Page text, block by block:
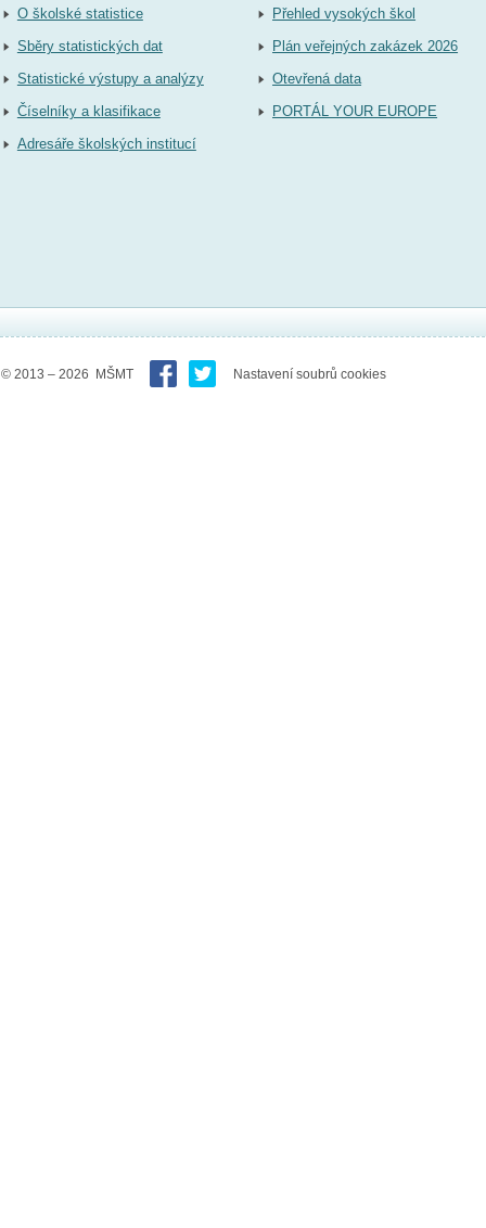
O školské statistice
Sběry statistických dat
Statistické výstupy a analýzy
Číselníky a klasifikace
Adresáře školských institucí
Přehled vysokých škol
Plán veřejných zakázek 2026
Otevřená data
PORTÁL YOUR EUROPE
© 2013 – 2026 MŠMT Nastavení soubrů cookies